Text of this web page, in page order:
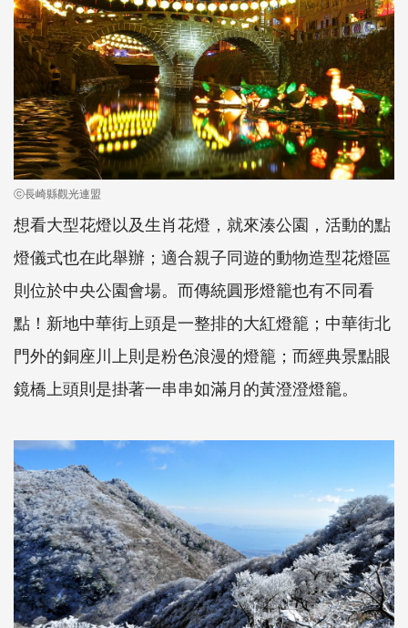
ⓒ長崎縣觀光連盟
想看大型花燈以及生肖花燈，就來湊公園，活動的點
燈儀式也在此舉辦；適合親子同遊的動物造型花燈區
則位於中央公園會場。而傳統圓形燈籠也有不同看
點！新地中華街上頭是一整排的大紅燈籠；中華街北
門外的銅座川上則是粉色浪漫的燈籠；而經典景點眼
鏡橋上頭則是掛著一串串如滿月的黃澄澄燈籠。